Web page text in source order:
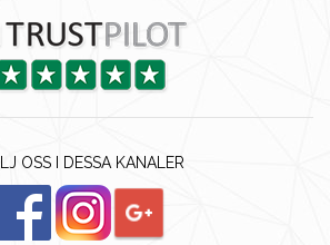
OSS I DESSA KANALER